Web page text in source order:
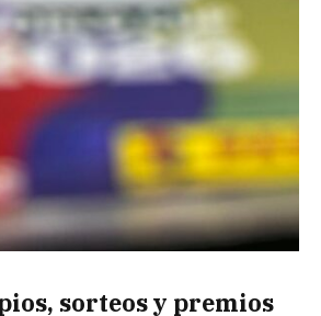
sorteos y premios